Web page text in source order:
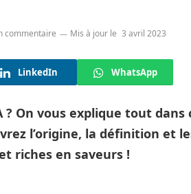
commentaire Mis à jour le 3 avril 2023
LinkedIn WhatsApp
? On vous explique tout dans
l’origine, la définition et
riches en saveurs !